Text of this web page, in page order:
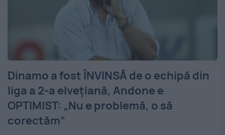
Dinamo a fost ÎNVINSĂ de o echipă din
liga a 2-a elvețiană, Andone e
OPTIMIST: „Nu e problemă, o să
corectăm”